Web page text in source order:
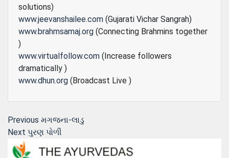
solutions)
www.jeevanshailee.com (Gujarati Vichar Sangrah)
www.brahmsamaj.org (Connecting Brahmins together
)
www.virtualfollow.com (Increase followers
dramatically )
www.dhun.org (Broadcast Live )
Post
navigation
Previous Previous
post:
મગજના-લાડુ
Next Next
પુરણ પોળી